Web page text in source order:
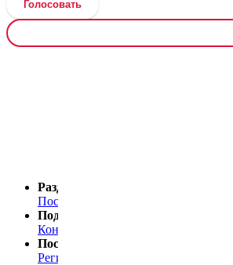
Голосовать
Разделы сайта
Последние новости
Поддержка
Контакты
Посетителю
Регистрация